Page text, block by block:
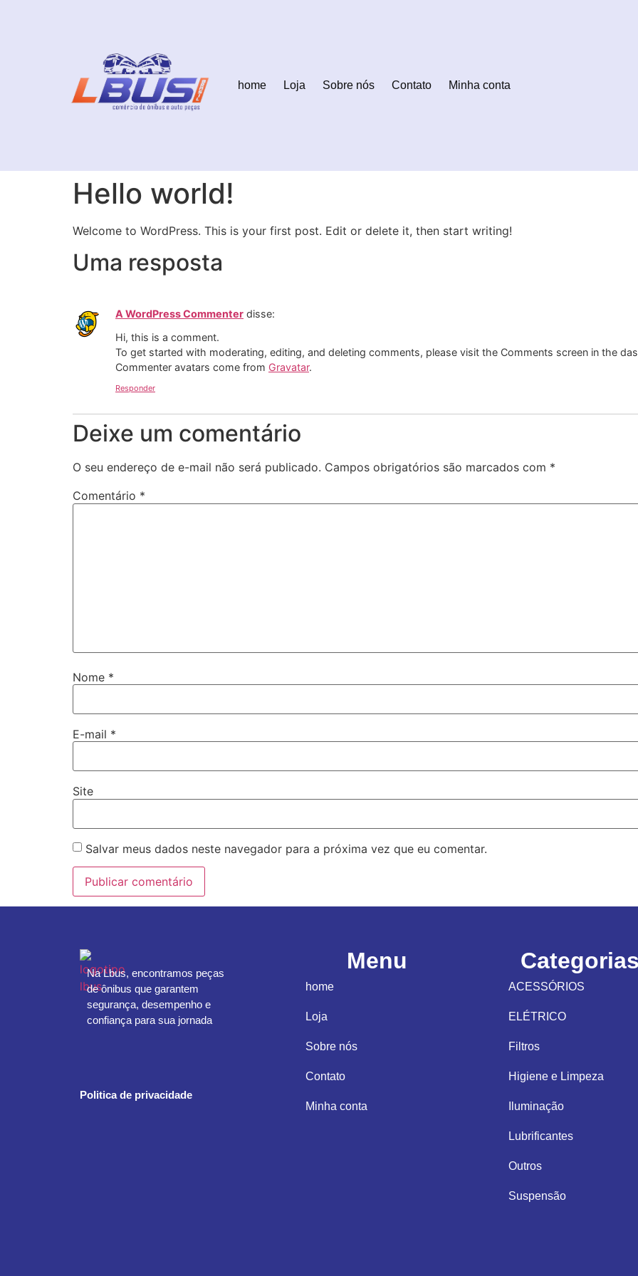
home Loja Sobre nós Contato Minha conta
Hello world!
Welcome to WordPress. This is your first post. Edit or delete it, then start writing!
Uma resposta
A WordPress Commenter disse:
Hi, this is a comment.
To get started with moderating, editing, and deleting comments, please visit the Comments screen in the
Commenter avatars come from Gravatar.
Responder
Deixe um comentário
O seu endereço de e-mail não será publicado. Campos obrigatórios são marcados com *
Comentário *
Nome *
E-mail *
Site
Salvar meus dados neste navegador para a próxima vez que eu comentar.
Na Lbus, encontramos peças
de ônibus que garantem
segurança, desempenho e
confiança para sua jornada
Politica de privacidade
Menu
home
Loja
Sobre nós
Contato
Minha conta
Categorias
ACESSÓRIOS
ELÉTRICO
Filtros
Higiene e Limpeza
Iluminação
Lubrificantes
Outros
Suspensão